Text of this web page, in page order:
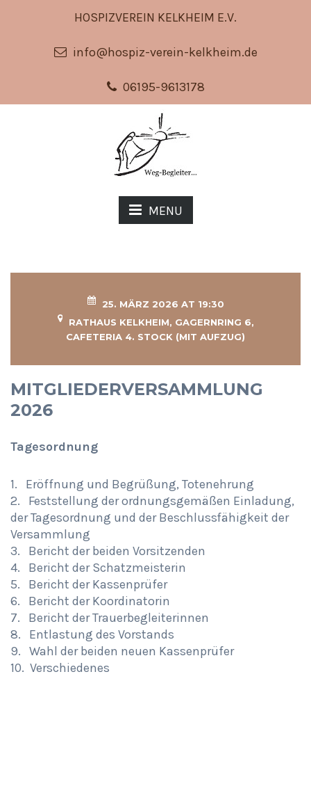
HOSPIZVEREIN KELKHEIM E.V.
info@hospiz-verein-kelkheim.de
06195-9613178
MENU
25. MÄRZ 2026 AT 19:30
RATHAUS KELKHEIM, GAGERNRING 6,
CAFETERIA 4. STOCK (MIT AUFZUG)
MITGLIEDERVERSAMMLUNG
2026
Tagesordnung
1. Eröffnung und Begrüßung, Totenehrung
2. Feststellung der ordnungsgemäßen Einladung,
der Tagesordnung und der Beschlussfähigkeit der
Versammlung
3. Bericht der beiden Vorsitzenden
4. Bericht der Schatzmeisterin
5. Bericht der Kassenprüfer
6. Bericht der Koordinatorin
7. Bericht der Trauerbegleiterinnen
8. Entlastung des Vorstands
9. Wahl der beiden neuen Kassenprüfer
10. Verschiedenes